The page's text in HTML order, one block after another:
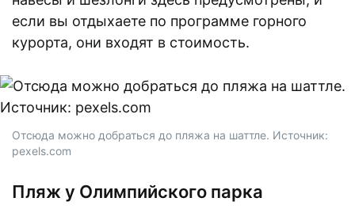
если вы отдыхаете по программе горного
курорта, они входят в стоимость.
Отсюда можно добраться до пляжа на шаттле. Источник:
pexels.com
Пляж у Олимпийского парка